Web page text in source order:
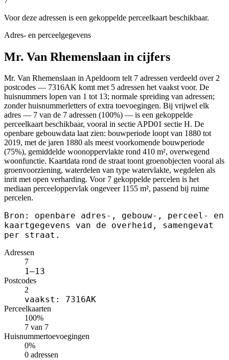
Voor deze adressen is een gekoppelde perceelkaart beschikbaar.
Adres- en perceelgegevens
Mr. Van Rhemenslaan in cijfers
Mr. Van Rhemenslaan in Apeldoorn telt 7 adressen verdeeld over 2
postcodes — 7316AK komt met 5 adressen het vaakst voor. De
huisnummers lopen van 1 tot 13; normale spreiding van adressen;
zonder huisnummerletters of extra toevoegingen. Bij vrijwel elk
adres — 7 van de 7 adressen (100%) — is een gekoppelde
perceelkaart beschikbaar, vooral in sectie APD01 sectie H. De
openbare gebouwdata laat zien: bouwperiode loopt van 1880 tot
2019, met de jaren 1880 als meest voorkomende bouwperiode
(75%), gemiddelde woonoppervlakte rond 410 m², overwegend
woonfunctie. Kaartdata rond de straat toont groenobjecten vooral als
groenvoorziening, waterdelen van type watervlakte, wegdelen als
inrit met open verharding. Voor 7 gekoppelde percelen is het
mediaan perceeloppervlak ongeveer 1155 m², passend bij ruime
percelen.
Bron: openbare adres-, gebouw-, perceel- en
kaartgegevens van de overheid, samengevat
per straat.
Adressen
7
1–13
Postcodes
2
vaakst: 7316AK
Perceelkaarten
100%
7 van 7
Huisnummertoevoegingen
0%
0 adressen